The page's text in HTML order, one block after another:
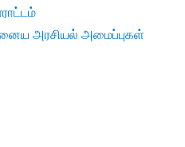
அரசியல் அமைப்புகள்